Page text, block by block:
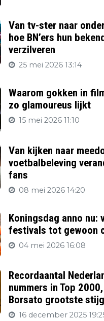
Van tv-ster naar
hoe BN’ers hun
verzilveren
25 mei 2026 13:14
Waarom gokken in
zo glamoureus lijkt
15 mei 2026 11:10
Van kijken naar
voetbalbeleving
fans
08 mei 2026 14:20
Koningsdag anno nu:
festivals tot gewoon
04 mei 2026 16:08
Recordaantal
nummers in Top
Borsato grootste
16 december 2025